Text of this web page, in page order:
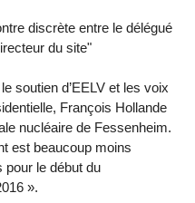
discrète entre le délégué
du site"
soutien d’EELV et les voix
François Hollande
nucléaire de Fessenheim.
est beaucoup moins
pour le début du
».